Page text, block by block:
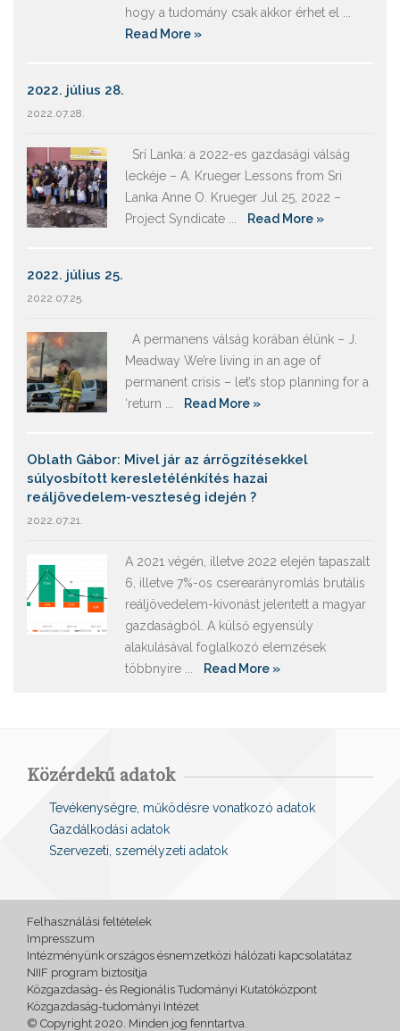
hogy a tudomány csak akkor érhet el ...
Read More »
2022. július 28.
2022.07.28.
Srí Lanka: a 2022-es gazdasági válság
leckéje – A. Krueger Lessons from Sri
Lanka Anne O. Krueger Jul 25, 2022 –
Project Syndicate ...
Read More »
2022. július 25.
2022.07.25.
A permanens válság korában élünk – J.
Meadway We’re living in an age of
permanent crisis – let’s stop planning for a
‘return ...
Read More »
Oblath Gábor: Mivel jár az árrögzítésekkel
súlyosbított keresletélénkítés hazai
reáljövedelem-veszteség idején ?
2022.07.21.
A 2021 végén, illetve 2022 elején tapaszalt
6, illetve 7%-os cserearányromlás brutális
reáljövedelem-kivonást jelentett a magyar
gazdaságból. A külső egyensúly
alakulásával foglalkozó elemzések
többnyire ...
Read More »
Közérdekű adatok
Tevékenységre, működésre vonatkozó adatok
Gazdálkodási adatok
Szervezeti, személyzeti adatok
Felhasználási feltételek
Impresszum
Intézményünk országos ésnemzetközi hálózati kapcsolatátaz
NIIF program biztosítja
Közgazdaság- és Regionális Tudományi Kutatóközpont
Közgazdaság-tudományi Intézet
© Copyright 2020. Minden jog fenntartva.